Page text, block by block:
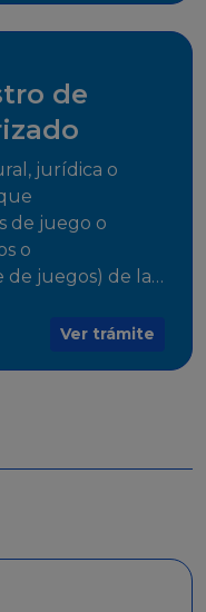
de
jurídica o
de juego o
o
juegos) de las
Ver trámite